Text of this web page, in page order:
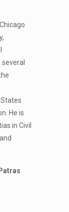
He is
in Civil
Patras